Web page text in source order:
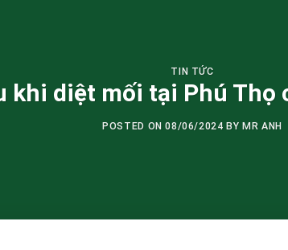
TIN TỨC
khi diệt mối tại Phú Thọ
POSTED ON08/06/2024 BY MR ANH